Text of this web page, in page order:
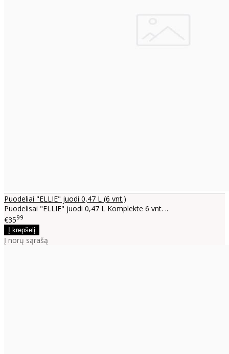
Puodeliai "ELLIE" juodi 0,47 L (6 vnt.)
Puodelisai "ELLIE" juodi 0,47 L Komplekte 6 vnt. ..
€3599
Į norų sąrašą